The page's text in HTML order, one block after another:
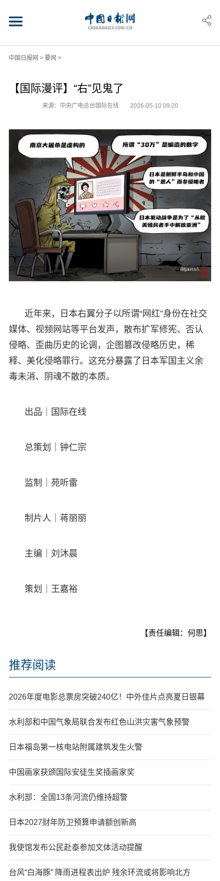
中国日报网 > 要闻 >
【国际漫评】“右”见鬼了
来源：中央广电总台国际在线 2026-05-10 09:20
近年来，日本右翼分子以所谓“网红”身份在社交
媒体、视频网站等平台发声，散布扩军修宪、否认
侵略、歪曲历史的论调，企图篡改侵略历史，稀
释、美化侵略罪行。这充分暴露了日本军国主义余
毒未消、阴魂不散的本质。
出品｜国际在线
总策划｜钟仁宗
监制｜苑听雷
制片人｜蒋丽丽
主编｜刘沐晨
策划｜王嘉裕
【责任编辑：何思】
推荐阅读
2026年度电影总票房突破240亿！中外佳片点亮夏日银幕
水利部和中国气象局联合发布红色山洪灾害气象预警
日本福岛第一核电站附属建筑发生火警
中国画家获颁国际安徒生奖插画家奖
水利部：全国13条河流仍维持超警
日本2027财年防卫预算申请额创新高
我使馆发布公民赴泰参加文体活动提醒
台风“白海豚” 降雨进程表出炉 残余环流或将影响北方